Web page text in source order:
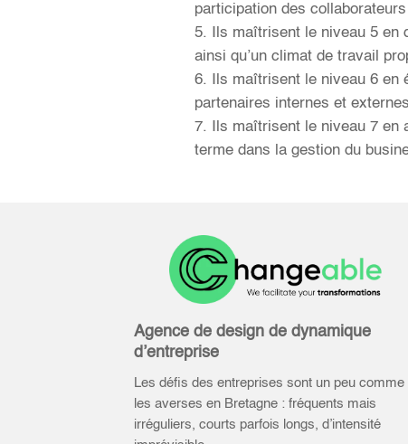
participation des
Ils maîtrisent le niveau 5 en
ainsi qu’un climat de travail
Ils maîtrisent le niveau 6
partenaires internes et
Ils maîtrisent le niveau 7 en
terme dans la gestion du
Agence de design de dynamique
d’entreprise
Les défis des entreprises sont un peu comme
les averses en Bretagne : fréquents mais
irréguliers, courts parfois longs, d’intensité